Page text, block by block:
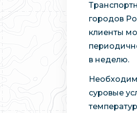
городов
клиенты
в неделю.
суровые